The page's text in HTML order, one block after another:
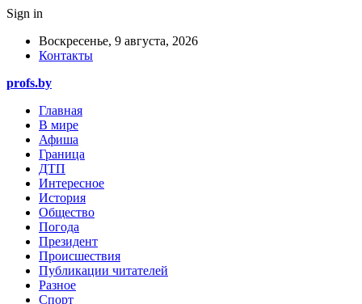
Sign in
Воскресенье, 9 августа, 2026
Контакты
profs.by
Главная
В мире
Афиша
Граница
ДТП
Интересное
История
Общество
Погода
Президент
Происшествия
Публикации читателей
Разное
Спорт